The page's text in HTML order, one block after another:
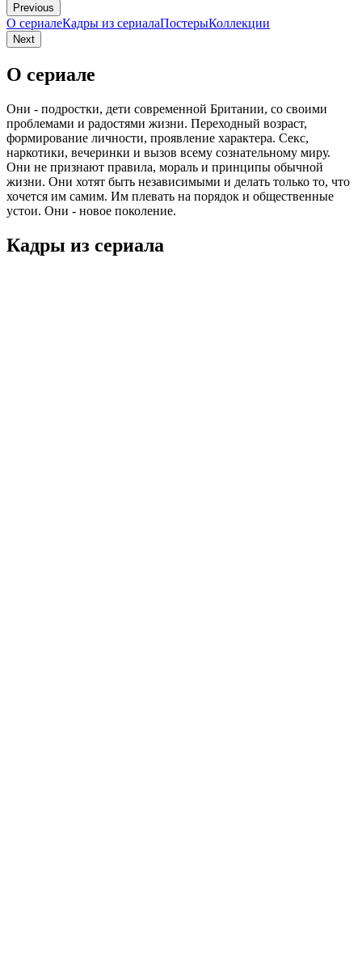
Previous
О сериалеКадры из сериалaПостерыКоллекции
Next
О сериале
Они - подростки, дети современной Британии, со своими
проблемами и радостями жизни. Переходный возраст,
формирование личности, проявление характера. Секс,
наркотики, вечеринки и вызов всему сознательному миру.
Они не признают правила, мораль и принципы обычной
жизни. Они хотят быть независимыми и делать только то, что
хочется им самим. Им плевать на порядок и общественные
устои. Они - новое поколение.
Кадры из сериалa